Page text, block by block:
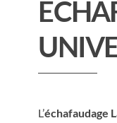
L’échafaudage